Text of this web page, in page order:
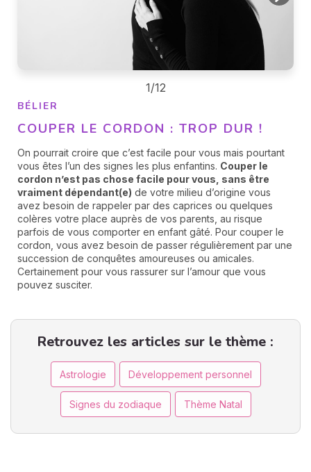
BÉLIER
COUPER LE CORDON : TROP DUR !
On pourrait croire que c’est facile pour vous mais pourtant
vous êtes l’un des signes les plus enfantins. Couper le
cordon n’est pas chose facile pour vous, sans être
vraiment dépendant(e) de votre milieu d’origine vous
avez besoin de rappeler par des caprices ou quelques
colères votre place auprès de vos parents, au risque
parfois de vous comporter en enfant gâté. Pour couper le
cordon, vous avez besoin de passer régulièrement par une
succession de conquêtes amoureuses ou amicales.
Certainement pour vous rassurer sur l’amour que vous
pouvez susciter.
1/12
Retrouvez les articles sur le thème :
Astrologie Développement personnel
Signes du zodiaque Thème Natal